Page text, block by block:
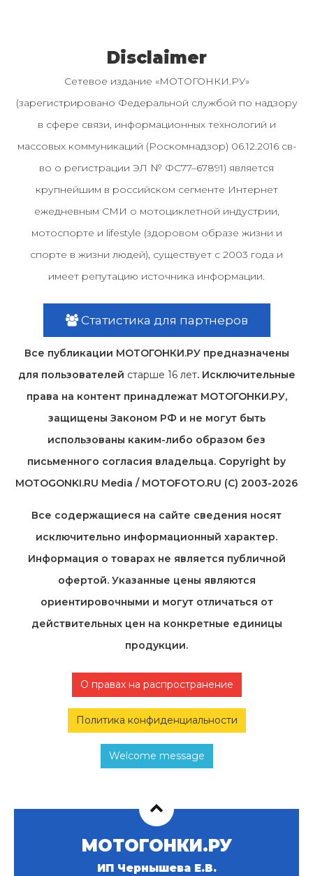
Disclaimer
Сетевое издание «МОТОГОНКИ.РУ»
(зарегистрировано Федеральной службой по надзору
в сфере связи, информационных технологий и
массовых коммуникаций (Роскомнадзор) 06.12.2016 св-
во о регистрации ЭЛ № ФС77–67891) является
крупнейшим в российском сегменте Интернет
ежедневным СМИ о мотоциклетной индустрии,
мотоспорте и lifestyle (здоровом образе жизни и
спорте в жизни людей), существует с 2003 года и
имеет репутацию источника информации.
Статистика для партнеров
Все публикации МОТОГОНКИ.РУ предназначены
для пользователей старше 16 лет. Исключительные
права на контент принадлежат МОТОГОНКИ.РУ,
защищены Законом РФ и не могут быть
использованы каким-либо образом без
письменного согласия владельца. Copyright by
MOTOGONKI.RU Media / MOTOFOTO.RU (C) 2003-2026
Все содержащиеся на cайте сведения носят
исключительно информационный характер.
Информация о товарах не является публичной
офертой. Указанные цены являются
ориентировочными и могут отличаться от
действительных цен на конкретные единицы
продукции.
О правах на распространение
Политика конфиденциальности
Welcome message
МОТОГОНКИ.РУ
ИП Чернышева Е.В.